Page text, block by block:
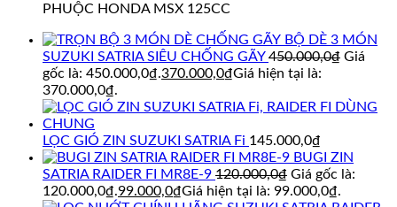
PHUỘC HONDA MSX 125CC
BỘ DÈ 3 MÓN
SUZUKI SATRIA SIÊU CHỐNG GÃY 450.000,0₫ Giá
gốc là: 450.000,0₫.370.000,0₫Giá hiện tại là:
370.000,0₫.
LỌC GIÓ ZIN SUZUKI SATRIA Fi 145.000,0₫
BUGI ZIN
SATRIA RAIDER FI MR8E-9 120.000,0₫ Giá gốc là:
120.000,0₫.99.000,0₫Giá hiện tại là: 99.000,0₫.